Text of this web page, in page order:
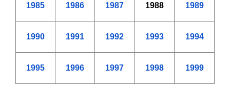
1985 1986 1987 1988 1989
1990 1991 1992 1993 1994
1995 1996 1997 1998 1999